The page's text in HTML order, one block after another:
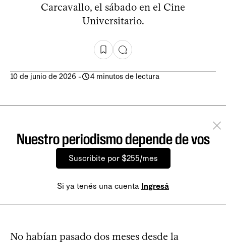
Carcavallo, el sábado en el Cine
Universitario.
10 de junio de 2026 - 4 minutos de lectura
Nuestro periodismo depende de vos
Suscribite por $255/mes
Si ya tenés una cuenta Ingresá
No habían pasado dos meses desde la